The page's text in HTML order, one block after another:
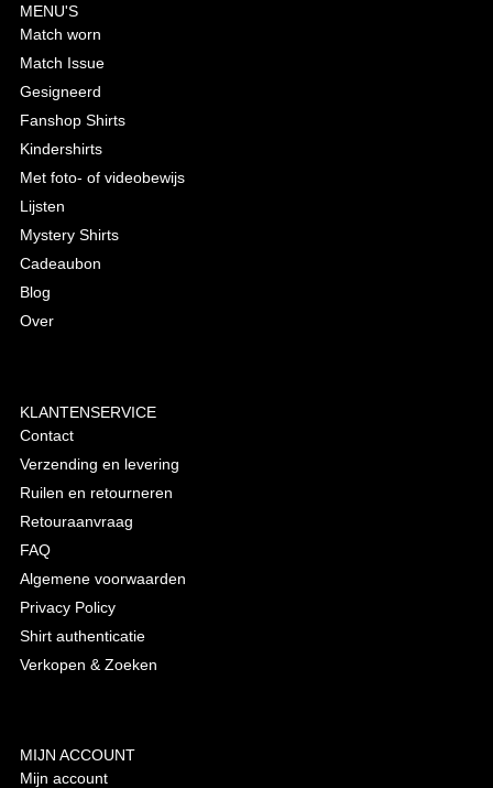
MENU'S
Match worn
Match Issue
Gesigneerd
Fanshop Shirts
Kindershirts
Met foto- of videobewijs
Lijsten
Mystery Shirts
Cadeaubon
Blog
Over
KLANTENSERVICE
Contact
Verzending en levering
Ruilen en retourneren
Retouraanvraag
FAQ
Algemene voorwaarden
Privacy Policy
Shirt authenticatie
Verkopen & Zoeken
MIJN ACCOUNT
Mijn account